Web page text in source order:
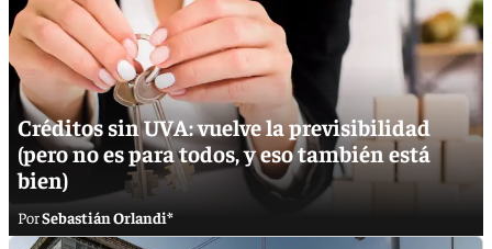
Créditos sin UVA: vuelve la previsibilidad
(pero no es para todos, y eso también está
bien)
Sebastián Orlandi*